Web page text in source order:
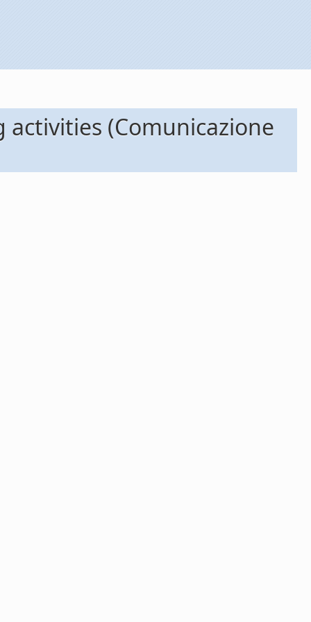
activities (Comunicazione